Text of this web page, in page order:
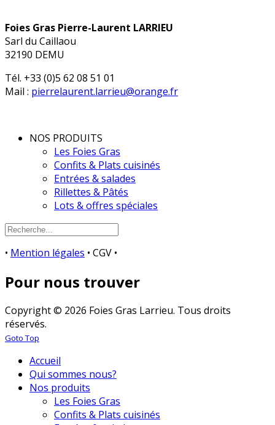
Foies Gras Pierre-Laurent LARRIEU
Sarl du Caillaou
32190 DEMU
Tél. +33 (0)5 62 08 51 01
Mail : pierrelaurent.larrieu@orange.fr
NOS PRODUITS
Les Foies Gras
Confits & Plats cuisinés
Entrées & salades
Rillettes & Pâtés
Lots & offres spéciales
• Mention légales • CGV •
Pour nous trouver
Copyright © 2026 Foies Gras Larrieu. Tous droits
réservés.
Goto Top
Accueil
Qui sommes nous?
Nos produits
Les Foies Gras
Confits & Plats cuisinés